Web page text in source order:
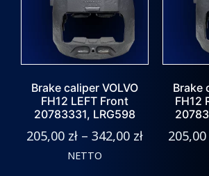
Brake caliper VOLVO
FH12 LEFT Front
20783331, LRG598
205,00 zł – 342,00 zł
NETTO
Brake
FH12
205,00